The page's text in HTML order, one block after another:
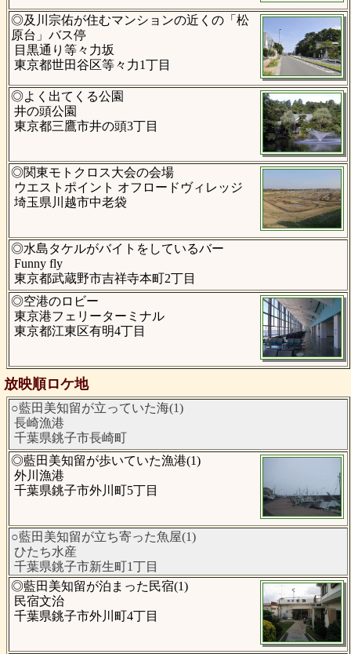
◎及川宗佑が住むマンションの近くの「松
原台」バス停
目黒通り等々力坂
東京都世田谷区等々力1丁目
◎よく出てくる公園
井の頭公園
東京都三鷹市井の頭3丁目
◎関東モトクロス大会の会場
ウエストポイント オフロードヴィレッジ
埼玉県川越市中老袋
◎水島タケルがバイトをしているバー
Funny fly
東京都武蔵野市吉祥寺本町2丁目
◎空港のロビー
東京港フェリーターミナル
東京都江東区有明4丁目
放映順ロケ地
○藍田美知留が立っていた海(1)
長崎漁港
千葉県銚子市長崎町
◎藍田美知留が歩いていた漁港(1)
外川漁港
千葉県銚子市外川町5丁目
○藍田美知留が立ち寄った魚屋(1)
ひたち水産
千葉県銚子市新生町1丁目
◎藍田美知留が泊まった民宿(1)
民宿文治
千葉県銚子市外川町4丁目